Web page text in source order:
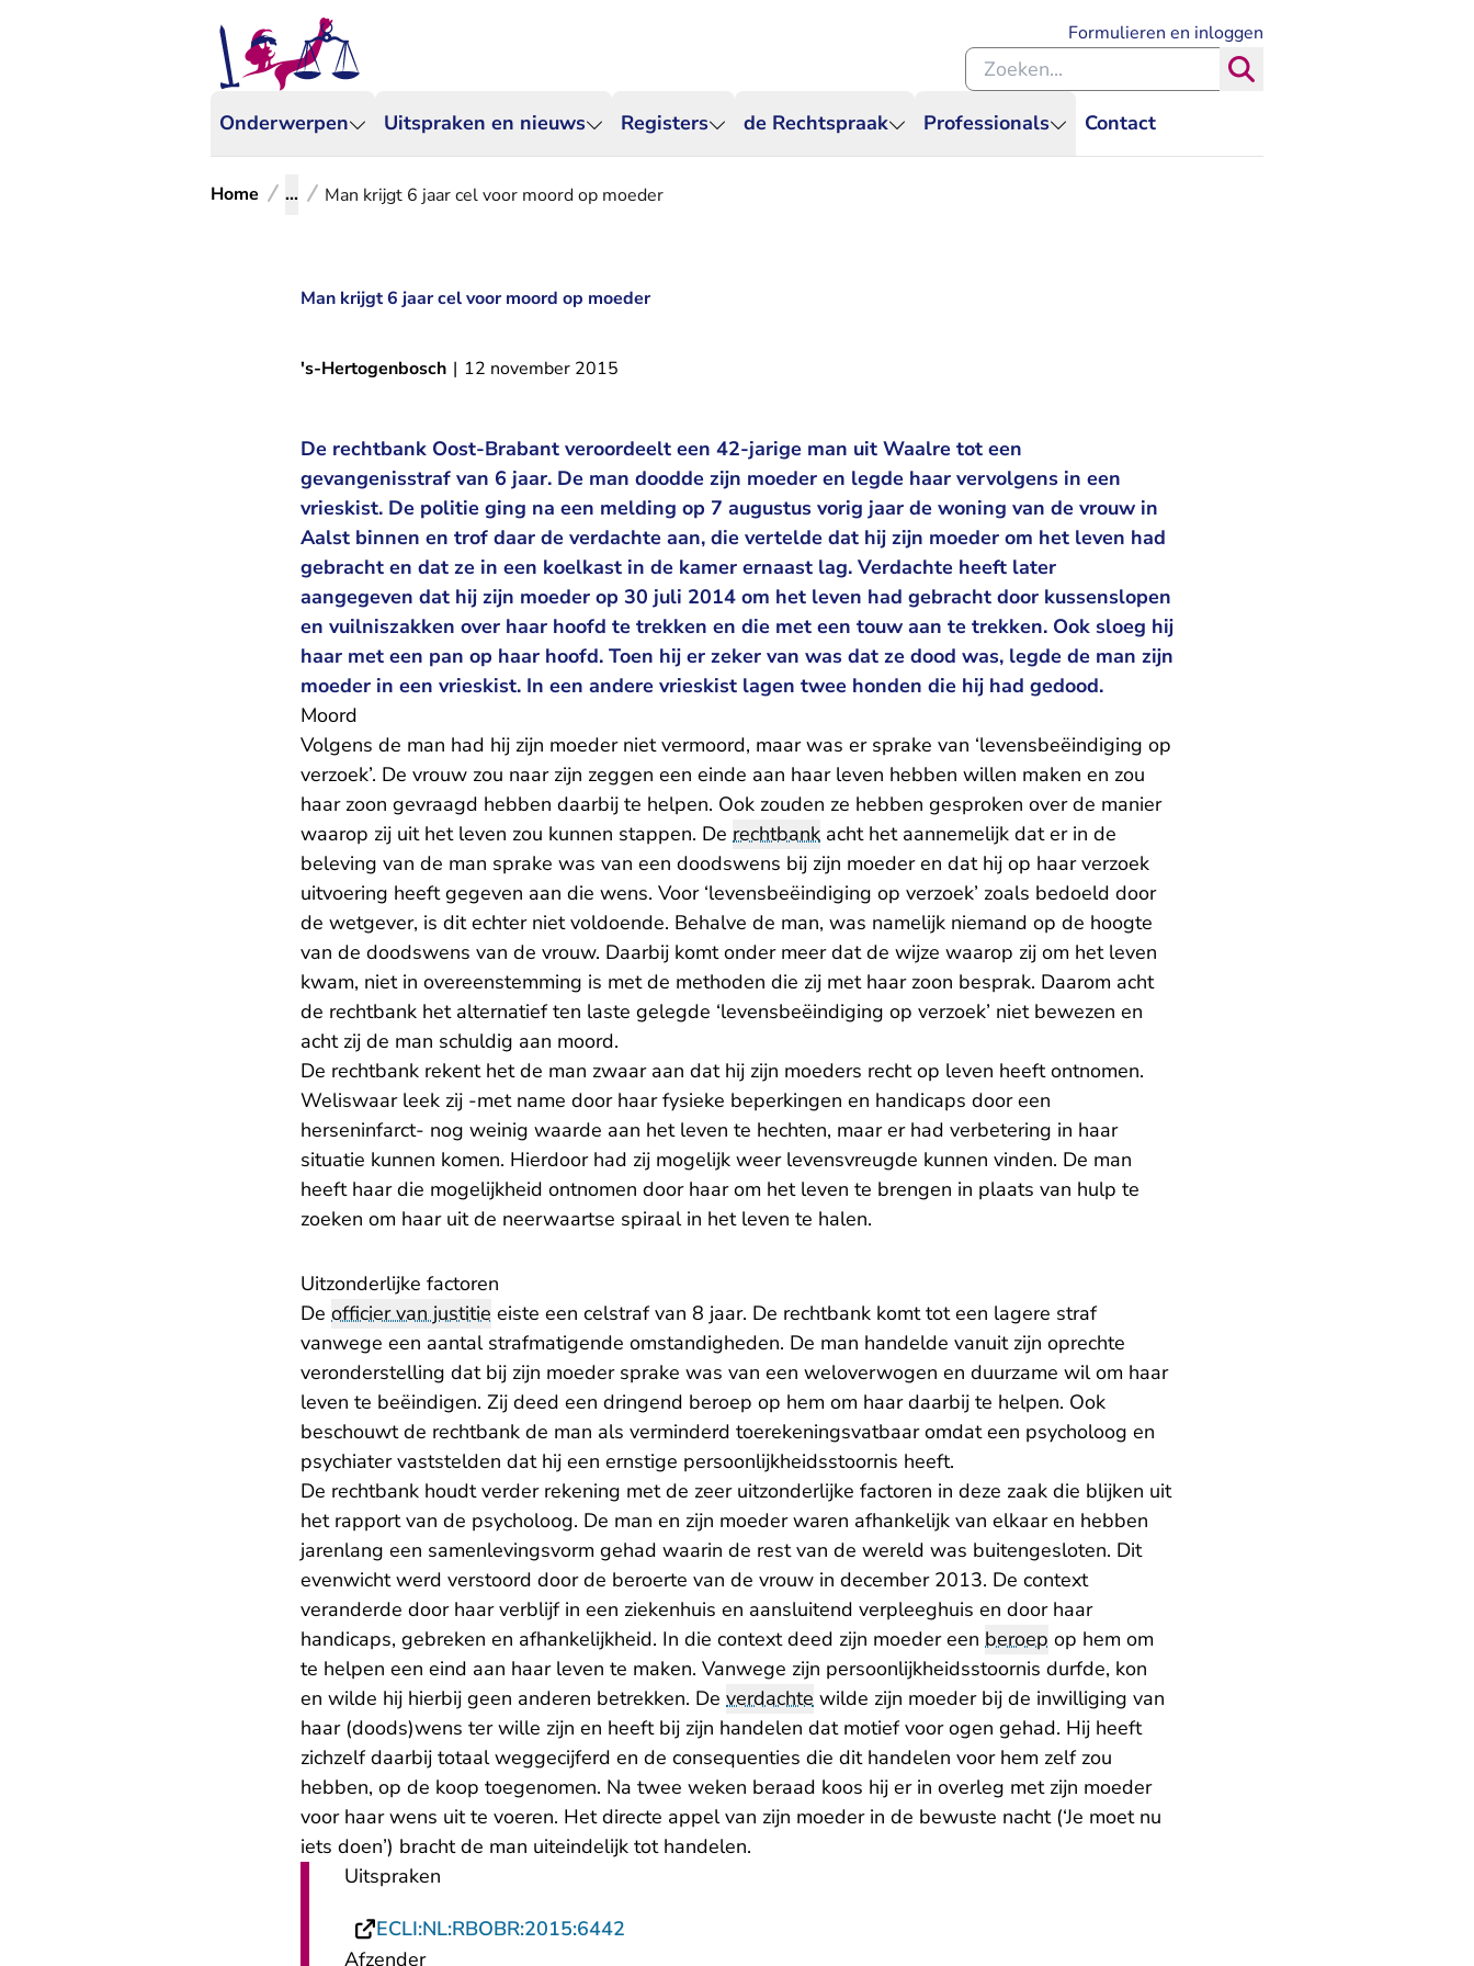
Onderwerpen Uitspraken en nieuws Registers de Rechtspraak Professionals Contact
Formulieren en inloggen
Zoeken binnen de Rechtspraak
Home ... Man krijgt 6 jaar cel voor moord op moeder
Man krijgt 6 jaar cel voor moord op moeder
's-Hertogenbosch | 12 november 2015
De rechtbank Oost-Brabant veroordeelt een 42-jarige man uit Waalre tot een
gevangenisstraf van 6 jaar. De man doodde zijn moeder en legde haar vervolgens in een
vrieskist. De politie ging na een melding op 7 augustus vorig jaar de woning van de vrouw in
Aalst binnen en trof daar de verdachte aan, die vertelde dat hij zijn moeder om het leven had
gebracht en dat ze in een koelkast in de kamer ernaast lag. Verdachte heeft later
aangegeven dat hij zijn moeder op 30 juli 2014 om het leven had gebracht door kussenslopen
en vuilniszakken over haar hoofd te trekken en die met een touw aan te trekken. Ook sloeg hij
haar met een pan op haar hoofd. Toen hij er zeker van was dat ze dood was, legde de man zijn
moeder in een vrieskist. In een andere vrieskist lagen twee honden die hij had gedood.
Moord
Volgens de man had hij zijn moeder niet vermoord, maar was er sprake van ‘levensbeëindiging op
verzoek’. De vrouw zou naar zijn zeggen een einde aan haar leven hebben willen maken en zou
haar zoon gevraagd hebben daarbij te helpen. Ook zouden ze hebben gesproken over de manier
waarop zij uit het leven zou kunnen stappen. De rechtbank acht het aannemelijk dat er in de
beleving van de man sprake was van een doodswens bij zijn moeder en dat hij op haar verzoek
uitvoering heeft gegeven aan die wens. Voor ‘levensbeëindiging op verzoek’ zoals bedoeld door
de wetgever, is dit echter niet voldoende. Behalve de man, was namelijk niemand op de hoogte
van de doodswens van de vrouw. Daarbij komt onder meer dat de wijze waarop zij om het leven
kwam, niet in overeenstemming is met de methoden die zij met haar zoon besprak. Daarom acht
de rechtbank het alternatief ten laste gelegde ‘levensbeëindiging op verzoek’ niet bewezen en
acht zij de man schuldig aan moord.
De rechtbank rekent het de man zwaar aan dat hij zijn moeders recht op leven heeft ontnomen.
Weliswaar leek zij -met name door haar fysieke beperkingen en handicaps door een
herseninfarct- nog weinig waarde aan het leven te hechten, maar er had verbetering in haar
situatie kunnen komen. Hierdoor had zij mogelijk weer levensvreugde kunnen vinden. De man
heeft haar die mogelijkheid ontnomen door haar om het leven te brengen in plaats van hulp te
zoeken om haar uit de neerwaartse spiraal in het leven te halen.
Uitzonderlijke factoren
De officier van justitie eiste een celstraf van 8 jaar. De rechtbank komt tot een lagere straf
vanwege een aantal strafmatigende omstandigheden. De man handelde vanuit zijn oprechte
veronderstelling dat bij zijn moeder sprake was van een weloverwogen en duurzame wil om haar
leven te beëindigen. Zij deed een dringend beroep op hem om haar daarbij te helpen. Ook
beschouwt de rechtbank de man als verminderd toerekeningsvatbaar omdat een psycholoog en
psychiater vaststelden dat hij een ernstige persoonlijkheidsstoornis heeft.
De rechtbank houdt verder rekening met de zeer uitzonderlijke factoren in deze zaak die blijken uit
het rapport van de psycholoog. De man en zijn moeder waren afhankelijk van elkaar en hebben
jarenlang een samenlevingsvorm gehad waarin de rest van de wereld was buitengesloten. Dit
evenwicht werd verstoord door de beroerte van de vrouw in december 2013. De context
veranderde door haar verblijf in een ziekenhuis en aansluitend verpleeghuis en door haar
handicaps, gebreken en afhankelijkheid. In die context deed zijn moeder een beroep op hem om
te helpen een eind aan haar leven te maken. Vanwege zijn persoonlijkheidsstoornis durfde, kon
en wilde hij hierbij geen anderen betrekken. De verdachte wilde zijn moeder bij de inwilliging van
haar (doods)wens ter wille zijn en heeft bij zijn handelen dat motief voor ogen gehad. Hij heeft
zichzelf daarbij totaal weggecijferd en de consequenties die dit handelen voor hem zelf zou
hebben, op de koop toegenomen. Na twee weken beraad koos hij er in overleg met zijn moeder
voor haar wens uit te voeren. Het directe appel van zijn moeder in de bewuste nacht (‘Je moet nu
iets doen’) bracht de man uiteindelijk tot handelen.
Uitspraken
ECLI:NL:RBOBR:2015:6442
Afzender